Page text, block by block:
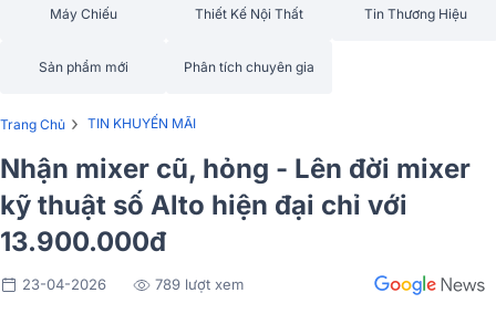
Máy Chiếu Thiết Kế Nội Thất Tin Thương Hiệu
Sản phẩm mới Phân tích chuyên gia
Trang Chủ › TIN KHUYẾN MÃI
Nhận mixer cũ, hỏng - Lên đời mixer
kỹ thuật số Alto hiện đại chỉ với
13.900.000đ
23-04-2026 789 lượt xem